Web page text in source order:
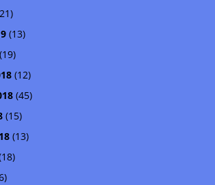
(13)
(12)
(45)
(15)
(13)